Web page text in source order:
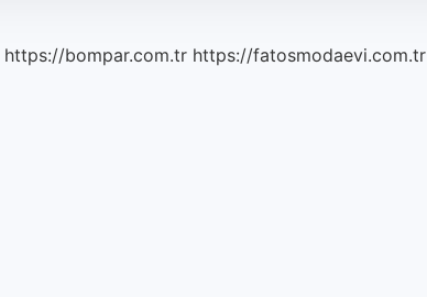
https://bompar.com.tr https://fatosmodaevi.com.tr